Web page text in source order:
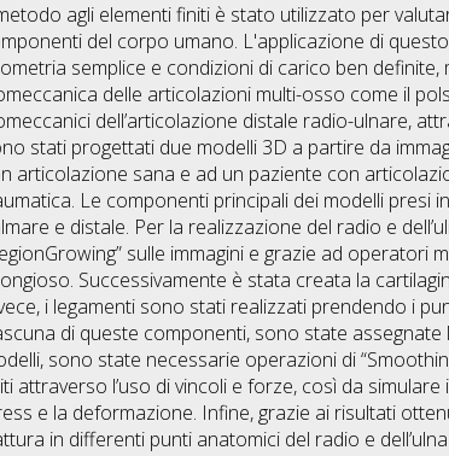
agli elementi finiti è stato utilizzato per
del corpo umano. L'applicazione di
semplice e condizioni di carico ben
delle articolazioni multi-osso come il
dell’articolazione distale radio-ulnare,
stati progettati due modelli 3D a partire da
articolazione sana e ad un paziente con
Le componenti principali dei modelli presi
e distale. Per la realizzazione del radio e
sulle immagini e grazie ad operatori
Successivamente è stata creata la
i legamenti sono stati realizzati prendendo i
di queste componenti, sono state
sono state necessarie operazioni di
attraverso l’uso di vincoli e forze, così da
e la deformazione. Infine, grazie ai risultati
in differenti punti anatomici del radio e